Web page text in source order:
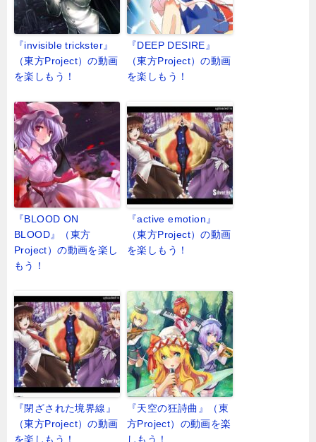
『invisible trickster』
（東方Project）の動画
を楽しもう！
『DEEP DESIRE』
（東方Project）の動画
を楽しもう！
『BLOOD ON
BLOOD』（東方
Project）の動画を楽し
もう！
『active emotion』
（東方Project）の動画
を楽しもう！
『閉ざされた境界線』
（東方Project）の動画
を楽しもう！
『天空の狂詩曲』（東
方Project）の動画を楽
しもう！